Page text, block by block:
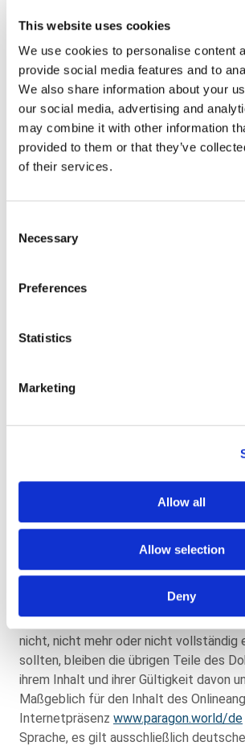
This website uses cookies
We use cookies to personalise content
provide social media features and to
We also share information about your
our social media, advertising and
may combine it with other information
provided to them or that they’ve
of their services.
Selection
Necessary
Preferences
Statistics
Marketing
Allow all
Allow selection
Deny
können wir keine Gewähr für die
Richtigkeit und Vollständigkeit der
übernehmen, da diese Inhalte
Verantwortungsbereichs liegen und wir
zukünftige Gestaltung keinen Einfluss
Ihrer Sicht Inhalte gegen geltendes
oder unangemessen sein, teilen Sie
Fremdsprachen angeboten wird,
um unverbindliche Übersetzungen aus
Sprache.
Die rechtlichen Hinweise auf dieser
Fragen und Streitigkeiten im
Gestaltung dieser Internetseite
der Bundesrepublik Deutschland.
Hinweise zum Datenschutz
Unsere Datenschutzhinweise finden Sie
https://www.paragon.world/de/
Rechtswirksamkeit dieses
Haftungsausschlusses
diese Seite verwiesen wurde. Sofern
Formulierungen dieses Textes der
nicht, nicht mehr oder nicht vollständig
sollten, bleiben die übrigen Teile des
ihrem Inhalt und ihrer Gültigkeit davon
Maßgeblich für den Inhalt des
Internetpräsenz www.paragon.world/de
Sprache, es gilt ausschließlich